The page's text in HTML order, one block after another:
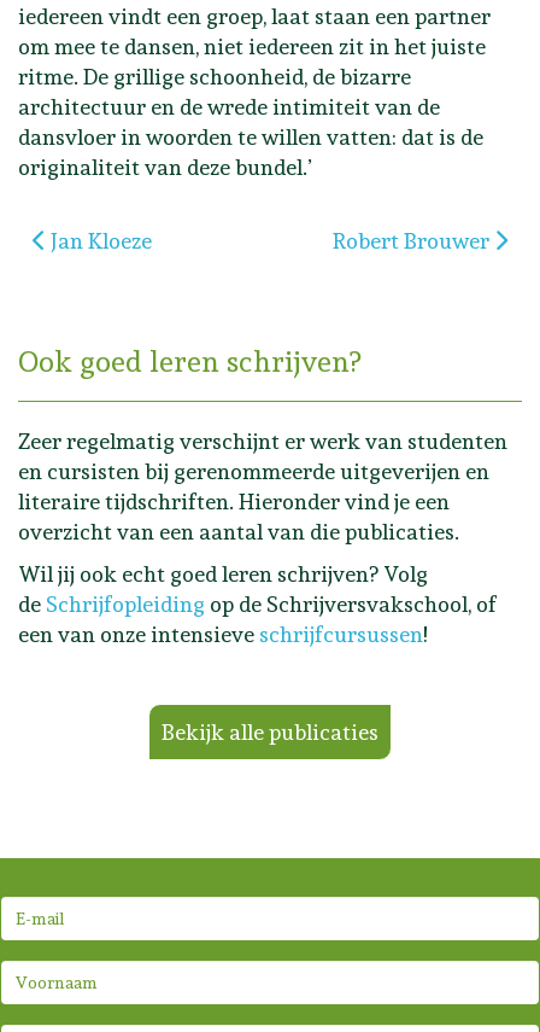
iedereen vindt een groep, laat staan een partner
om mee te dansen, niet iedereen zit in het juiste
ritme. De grillige schoonheid, de bizarre
architectuur en de wrede intimiteit van de
dansvloer in woorden te willen vatten: dat is de
originaliteit van deze bundel.’
Vorig artikel: Jan Kloeze
Jan Kloeze Volgende artikel:
Robert Brouwer
Ook goed leren schrijven?
Zeer regelmatig verschijnt er werk van studenten
en cursisten bij gerenommeerde uitgeverijen en
literaire tijdschriften. Hieronder vind je een
overzicht van een aantal van die publicaties.
Wil jij ook echt goed leren schrijven? Volg
de Schrijfopleiding op de Schrijversvakschool, of
een van onze intensieve schrijfcursussen!
Bekijk alle publicaties